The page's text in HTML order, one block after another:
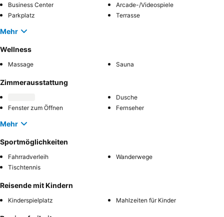
Business Center
Arcade-/Videospiele
Parkplatz
Terrasse
Mehr
Wellness
Massage Sauna
Zimmerausstattung
Dusche
Fenster zum Öffnen
Fernseher
Mehr
Sportmöglichkeiten
Fahrradverleih
Wanderwege
Tischtennis
Reisende mit Kindern
Kinderspielplatz Mahlzeiten für Kinder